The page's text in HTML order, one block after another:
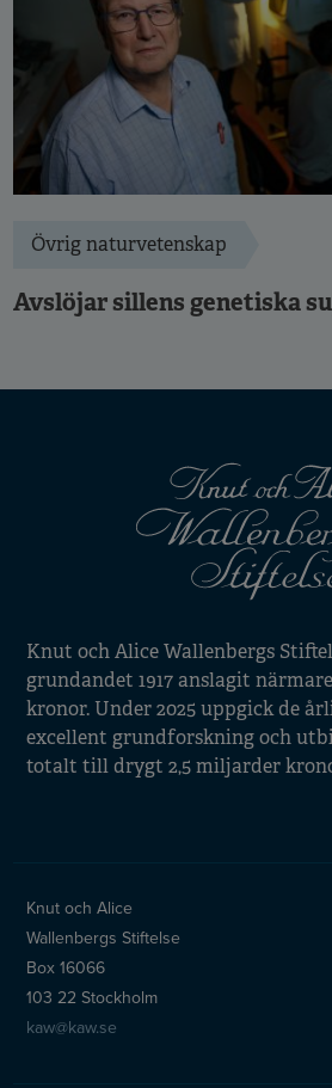
Övrig naturvetenskap
Avslöjar sillens genetiska
Knut och Alice Wallenbergs
grundandet 1917 anslagit
kronor. Under 2025 uppgick de
excellent grundforskning och
totalt till drygt 2,5 miljarder
Knut och Alice
Wallenbergs Stiftelse
Box 16066
103 22 Stockholm
kaw@kaw.se